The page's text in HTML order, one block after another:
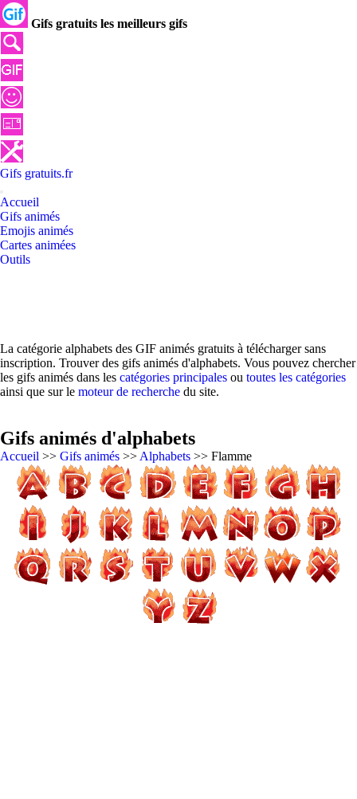
Gifs gratuits les meilleurs gifs
Gifs gratuits.fr
Accueil
Gifs animés
Emojis animés
Cartes animées
Outils
La catégorie alphabets des GIF animés gratuits à télécharger sans
inscription. Trouver des gifs animés d'alphabets. Vous pouvez chercher
les gifs animés dans les catégories principales ou toutes les catégories
ainsi que sur le moteur de recherche du site.
Gifs animés d'alphabets
Accueil >> Gifs animés >> Alphabets >> Flamme